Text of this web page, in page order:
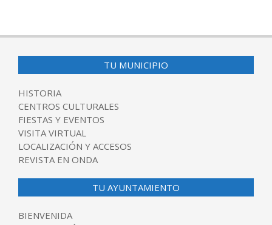
TU MUNICIPIO
HISTORIA
CENTROS CULTURALES
FIESTAS Y EVENTOS
VISITA VIRTUAL
LOCALIZACIÓN Y ACCESOS
REVISTA EN ONDA
TU AYUNTAMIENTO
BIENVENIDA